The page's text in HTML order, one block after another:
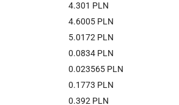
4.301 PLN
4.6005 PLN
5.0172 PLN
0.0834 PLN
0.023565 PLN
0.1773 PLN
0.392 PLN